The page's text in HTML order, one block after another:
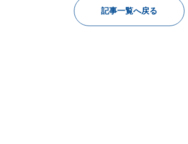
記事一覧へ戻る